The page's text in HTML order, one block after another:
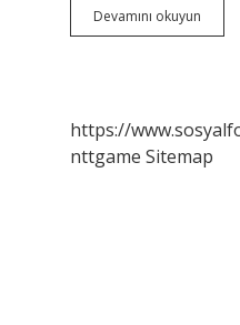
Devamını okuyun
Olup
https://
nttgame Sitemap